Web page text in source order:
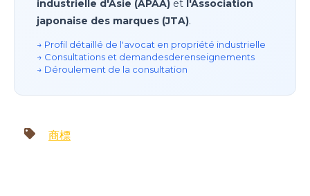
industrielle d'Asie (APAA) et l'Association
japonaise des marques (JTA).
→ Profil détaillé de l'avocat en propriété industrielle
→ Consultations et demandesderenseignements
→ Déroulement de la consultation
商標